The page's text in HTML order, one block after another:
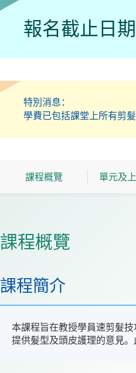
報名截止日
特別消息：
學費已包括課堂上所有剪
課程概覽 單元及
課程概覽
課程簡介
本課程旨在教授學員速剪髮
提供髮型及頭皮護理的意見